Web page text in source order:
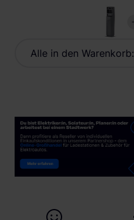
Alle in den Warenkorb: